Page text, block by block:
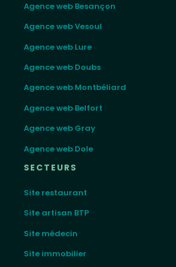
Agence web Besançon
Agence web Vesoul
Agence web Lure
Agence web Doubs
Agence web Montbéliard
Agence web Belfort
Agence web Gray
Agence web Dole
SECTEURS
Site restaurant
Site artisan BTP
Site médecin
Site immobilier